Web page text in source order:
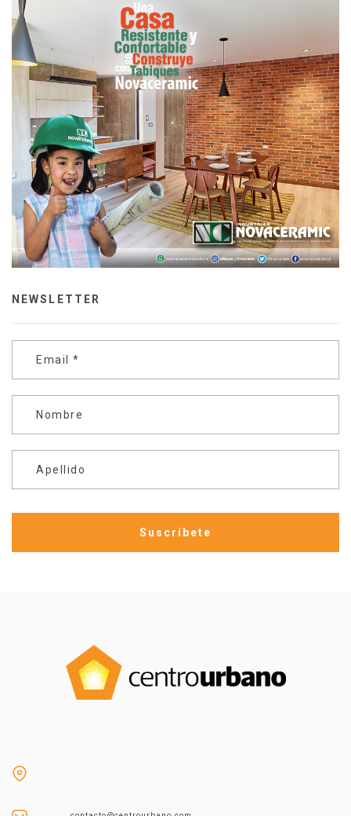
NEWSLETTER
Email *
Nombre
Apellido